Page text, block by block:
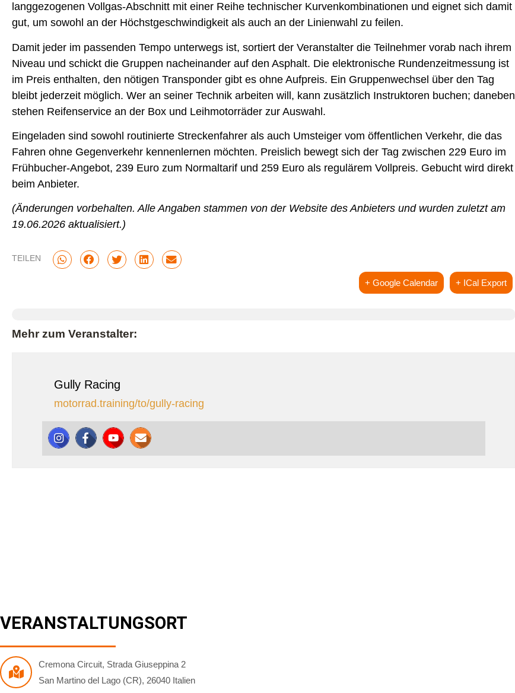
langgezogenen Vollgas-Abschnitt mit einer Reihe technischer Kurvenkombinationen und eignet sich damit
gut, um sowohl an der Höchstgeschwindigkeit als auch an der Linienwahl zu feilen.
Damit jeder im passenden Tempo unterwegs ist, sortiert der Veranstalter die Teilnehmer vorab nach ihrem
Niveau und schickt die Gruppen nacheinander auf den Asphalt. Die elektronische Rundenzeitmessung ist
im Preis enthalten, den nötigen Transponder gibt es ohne Aufpreis. Ein Gruppenwechsel über den Tag
bleibt jederzeit möglich. Wer an seiner Technik arbeiten will, kann zusätzlich Instruktoren buchen; daneben
stehen Reifenservice an der Box und Leihmotorräder zur Auswahl.
Eingeladen sind sowohl routinierte Streckenfahrer als auch Umsteiger vom öffentlichen Verkehr, die das
Fahren ohne Gegenverkehr kennenlernen möchten. Preislich bewegt sich der Tag zwischen 229 Euro im
Frühbucher-Angebot, 239 Euro zum Normaltarif und 259 Euro als regulärem Vollpreis. Gebucht wird direkt
beim Anbieter.
(Änderungen vorbehalten. Alle Angaben stammen von der Website des Anbieters und wurden zuletzt am
19.06.2026 aktualisiert.)
TEILEN
+ Google Calendar + ICal Export
Mehr zum Veranstalter:
Gully Racing
motorrad.training/to/gully-racing
VERANSTALTUNGSORT
Cremona Circuit, Strada Giuseppina 2
San Martino del Lago (CR), 26040 Italien